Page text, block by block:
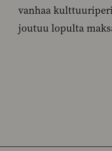
vanhaa
joutuu lopulta